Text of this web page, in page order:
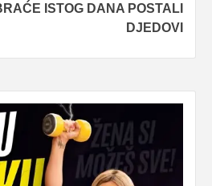
ISTOG DANA POSTALI
DJEDOVI